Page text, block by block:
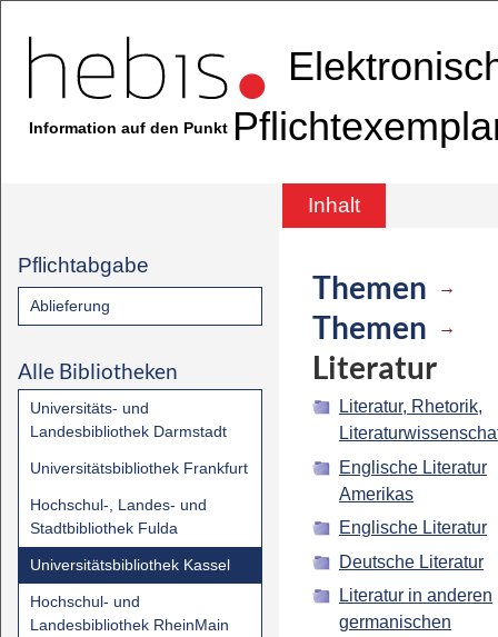
Information auf den Punkt
Inhalt
Pflichtabgabe
Ablieferung
Alle Bibliotheken
Universitäts- und
Landesbibliothek Darmstadt
Universitätsbibliothek Frankfurt
Hochschul-, Landes- und
Stadtbibliothek Fulda
Universitätsbibliothek Kassel
Hochschul- und
Landesbibliothek RheinMain
Themen →
Themen →
Literatur
Literatur, Rhetorik,
Englische Literatur
Amerikas
Englische Literatur
Deutsche Literatur
Literatur in anderen
germanischen